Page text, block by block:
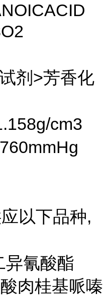
剂>芳香化
cm3
以下品种,
异氰酸酯
肉桂基哌嗪